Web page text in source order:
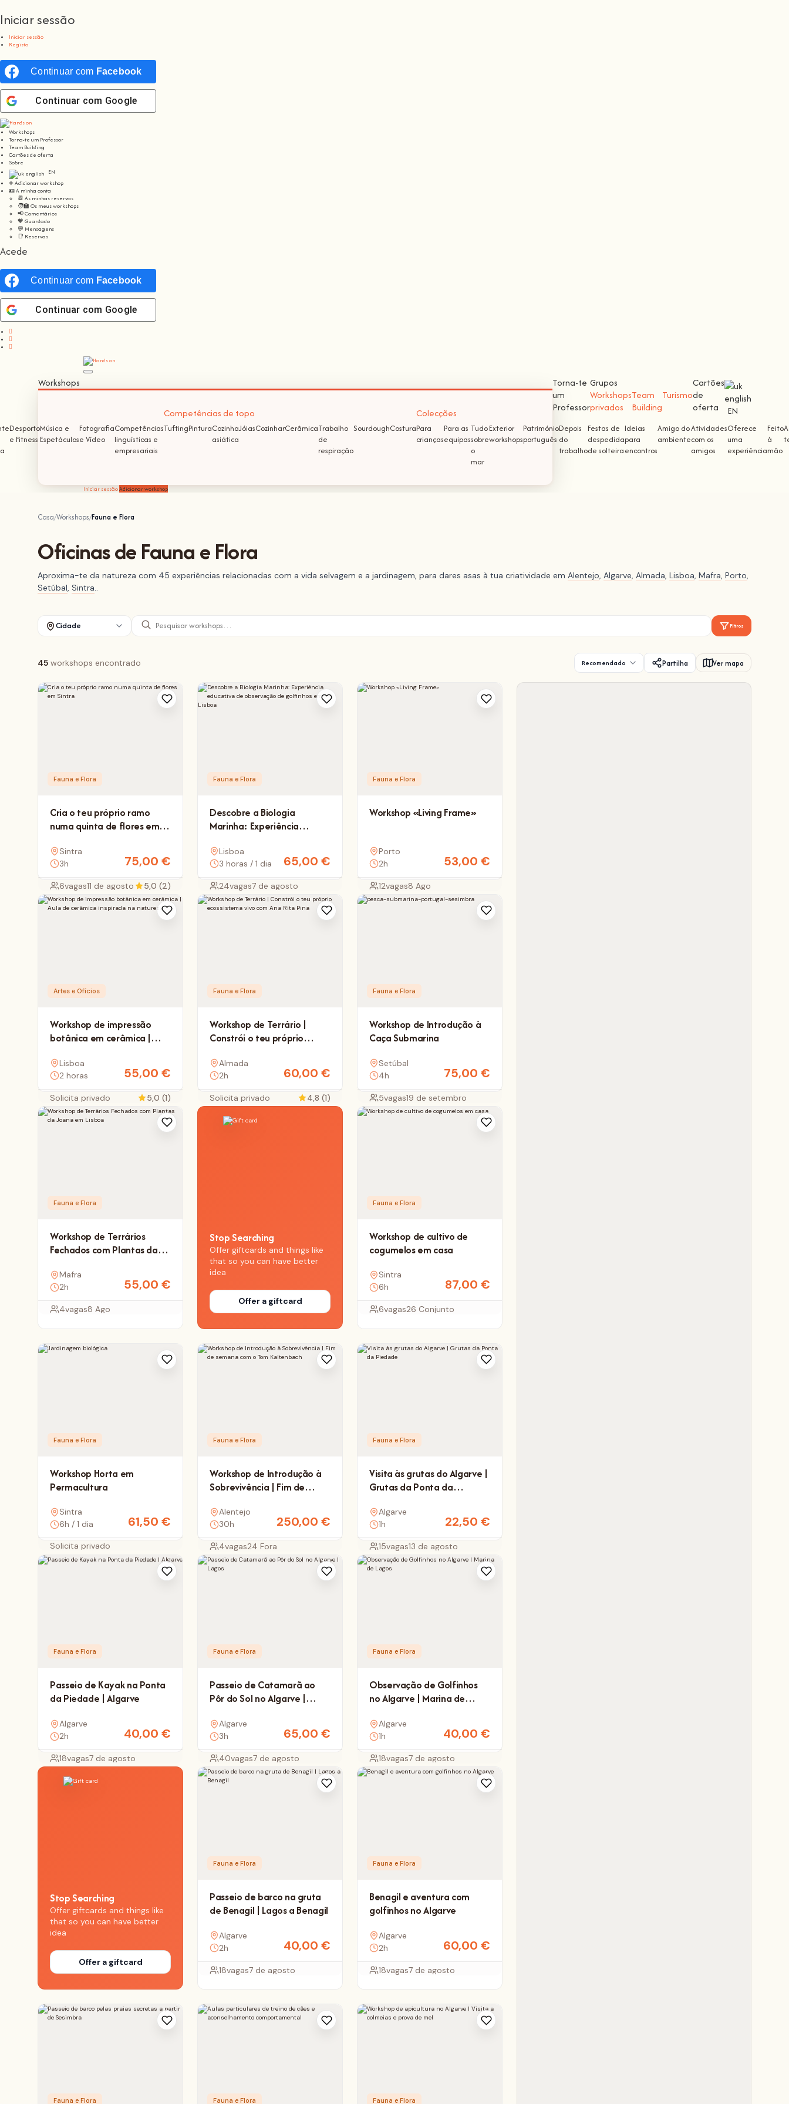
Iniciar sessão
Iniciar sessão
Registo
Continuar com Facebook
Continuar com Google
Workshops
Torna-te um Professor
Team Building
Cartões de oferta
Sobre
EN
➕ Adicionar workshop
🪪 A minha conta
📆 As minhas reservas
🧑‍🏫 Os meus workshops
📢 Comentários
🧡 Guardado
💬 Mensagens
📑 Reservas
Acede
Continuar com Facebook
Continuar com Google
Workshops
Desporto
e Fitness
Música e
Espetáculos
Fotografia
e Vídeo
Competências
linguísticas e
empresariais
Competências de topo
TuftingPinturaCozinha
asiática
JóiasCozinharCerâmicaTrabalho
de
respiração
SourdoughCostura
Colecções
Para
crianças
Para as
equipas
Tudo
sobre
o
mar
Exterior
workshops
Património
português
Depois
do
trabalho
Festas de
despedida
de solteira
Ideias
para
encontros
Amigo do
ambiente
Atividades
com os
amigos
Oferece
uma
experiência
Feito
à
mão
Torna-te
um
Professor
Grupos
Workshops
privados
Team
Building
Turismo
Cartões
de
oferta
EN
Iniciar sessãoAdicionar workshop
Casa Workshops Fauna e Flora
Oficinas de Fauna e Flora
Aproxima-te da natureza com 45 experiências relacionadas com a vida selvagem e a jardinagem, para dares asas à tua criatividade em Alentejo, Algarve, Almada, Lisboa, Mafra, Porto,
Setúbal, Sintra..
Cidade Filtros
45 workshops encontrado Recomendado Partilha Ver mapa
Fauna e Flora
Cria o teu próprio ramo
numa quinta de flores em
Sintra
3h
75,00 €
6vagas11 de agosto 5,0 (2)
Fauna e Flora
Descobre a Biologia
Marinha: Experiência
de golfinhos em Lisboa
Lisboa
3 horas / 1 dia
65,00 €
24vagas7 de agosto
Fauna e Flora
Workshop «Living Frame»
Porto
2h
53,00 €
12vagas8 Ago
Artes e Ofícios
Workshop de impressão
botânica em cerâmica |
na natureza
Lisboa
2 horas
55,00 €
Solicita privado 5,0 (1)
Fauna e Flora
Workshop de Terrário |
Constrói o teu próprio
Rita Pina
Almada
2h
60,00 €
Solicita privado 4,8 (1)
Fauna e Flora
Workshop de Introdução à
Caça Submarina
Setúbal
4h
75,00 €
5vagas19 de setembro
Fauna e Flora
Workshop de Terrários
Fechados com Plantas da
Mafra
2h
55,00 €
4vagas8 Ago
Stop Searching
Offer giftcards and things like
that so you can have better
idea
Offer a giftcard
Fauna e Flora
Workshop de cultivo de
cogumelos em casa
Sintra
6h
87,00 €
6vagas26 Conjunto
Fauna e Flora
Workshop Horta em
Permacultura
Sintra
6h / 1 dia
61,50 €
Solicita privado
Fauna e Flora
Workshop de Introdução à
Sobrevivência | Fim de
Kaltenbach
Alentejo
30h
250,00 €
4vagas24 Fora
Fauna e Flora
Visita às grutas do Algarve |
Grutas da Ponta da
Algarve
1h
22,50 €
15vagas13 de agosto
Fauna e Flora
Passeio de Kayak na Ponta
da Piedade | Algarve
Algarve
2h
40,00 €
18vagas7 de agosto
Fauna e Flora
Passeio de Catamarã ao
Pôr do Sol no Algarve |
Algarve
3h
65,00 €
40vagas7 de agosto
Fauna e Flora
Observação de Golfinhos
no Algarve | Marina de
Algarve
1h
40,00 €
18vagas7 de agosto
Stop Searching
Offer giftcards and things like
that so you can have better
idea
Offer a giftcard
Fauna e Flora
Passeio de barco na gruta
de Benagil | Lagos a Benagil
Algarve
2h
40,00 €
18vagas7 de agosto
Fauna e Flora
Benagil e aventura com
golfinhos no Algarve
Algarve
2h
60,00 €
18vagas7 de agosto
Fauna e Flora Fauna e Flora Fauna e Flora